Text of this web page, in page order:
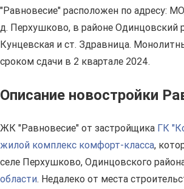
"Равновесие" расположен по адресу:
д. Перхушково, в районе Одинцовский
Кунцевская и ст. Здравница.
сроком сдачи в 2 квартале 2024.
Описание новостройки
ЖК "Равновесие" от застройщика ГК
жилой комплекс комфорт-класса,
селе Перхушково, Одинцовского
области. Недалеко от места